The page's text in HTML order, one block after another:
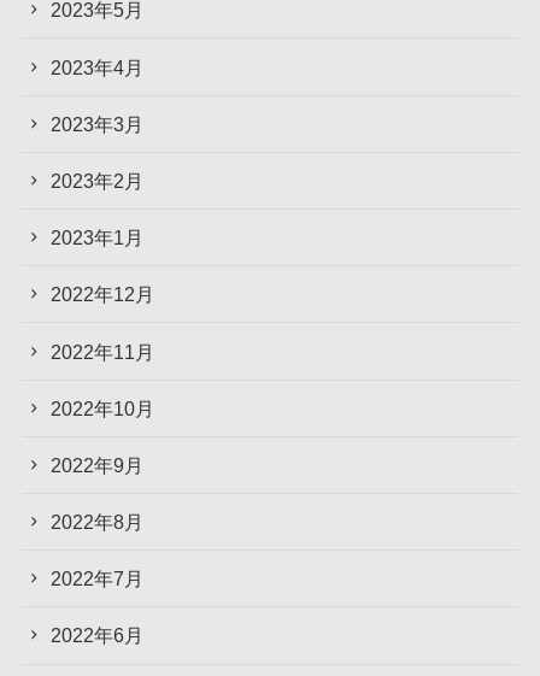
2023年5月
2023年4月
2023年3月
2023年2月
2023年1月
2022年12月
2022年11月
2022年10月
2022年9月
2022年8月
2022年7月
2022年6月